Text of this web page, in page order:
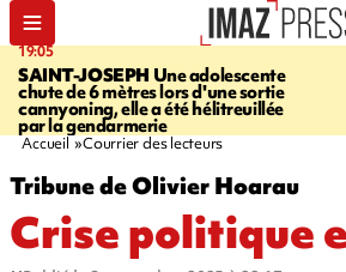
19:05
SAINT-JOSEPH Une adolescente
chute de 6 mètres lors d'une sortie
cannyoning, elle a été hélitreuillée
par la gendarmerie
Accueil Courrier des lecteurs
Tribune de Olivier Hoarau
Crise politique